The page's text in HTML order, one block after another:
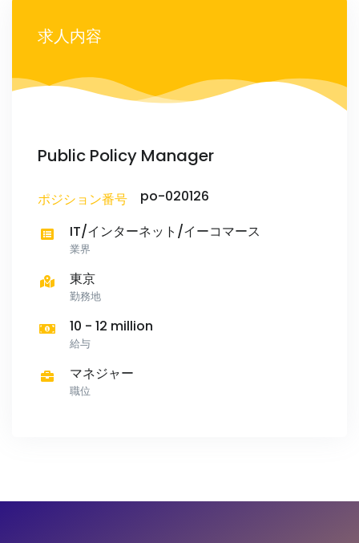
求人内容
Public Policy Manager
ポジション番号
po-020126
IT/インターネット/イーコマース
業界
東京
勤務地
10 - 12 million
給与
マネジャー
職位